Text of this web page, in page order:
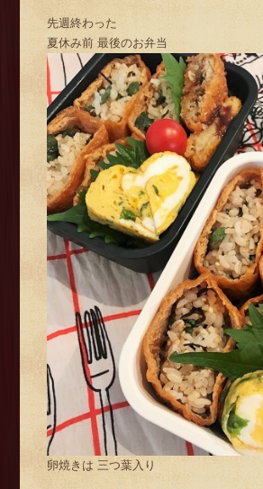
先週終わった
夏休み前 最後のお弁当
卵焼きは 三つ葉入り